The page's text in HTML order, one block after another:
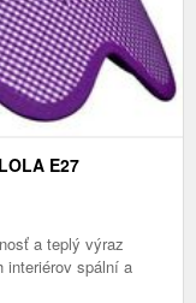
E27
a teplý výraz
interiérov spální a